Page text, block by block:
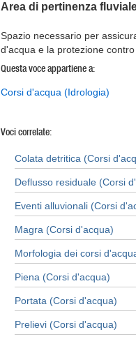
Area di pertinenza
Spazio necessario per
d'acqua e la protezione
Questa voce appartiene a:
Corsi d'acqua (Idrologia)
Voci correlate:
Colata detritica (Corsi
Deflusso residuale (Corsi
Eventi alluvionali (Corsi
Magra (Corsi d'acqua)
Morfologia dei corsi
Piena (Corsi d'acqua)
Portata (Corsi d'acqua)
Prelievi (Corsi d'acqua)